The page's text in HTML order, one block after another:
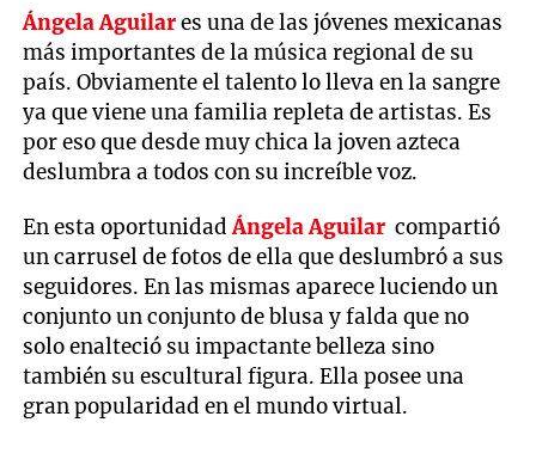
Ángela Aguilares una de las jóvenes mexicanas
más importantes de la música regional de su
país. Obviamente el talento lo lleva en la sangre
ya que viene una familia repleta de artistas. Es
por eso que desde muy chica la joven azteca
deslumbra a todos con su increíble voz.
En esta oportunidadÁngela Aguilar compartió
un carrusel de fotos de ella que deslumbró a sus
seguidores. En las mismas aparece luciendo un
conjunto un conjunto de blusa y falda que no
solo enalteció su impactante belleza sino
también su escultural figura. Ella posee una
gran popularidad en el mundo virtual.